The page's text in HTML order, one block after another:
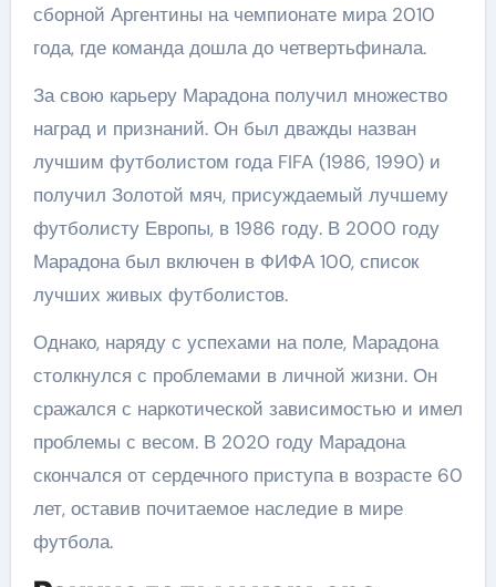
сборной Аргентины на чемпионате мира 2010
года, где команда дошла до четвертьфинала.
За свою карьеру Марадона получил множество
наград и признаний. Он был дважды назван
лучшим футболистом года FIFA (1986, 1990) и
получил Золотой мяч, присуждаемый лучшему
футболисту Европы, в 1986 году. В 2000 году
Марадона был включен в ФИФА 100, список
лучших живых футболистов.
Однако, наряду с успехами на поле, Марадона
столкнулся с проблемами в личной жизни. Он
сражался с наркотической зависимостью и имел
проблемы с весом. В 2020 году Марадона
скончался от сердечного приступа в возрасте 60
лет, оставив почитаемое наследие в мире
футбола.